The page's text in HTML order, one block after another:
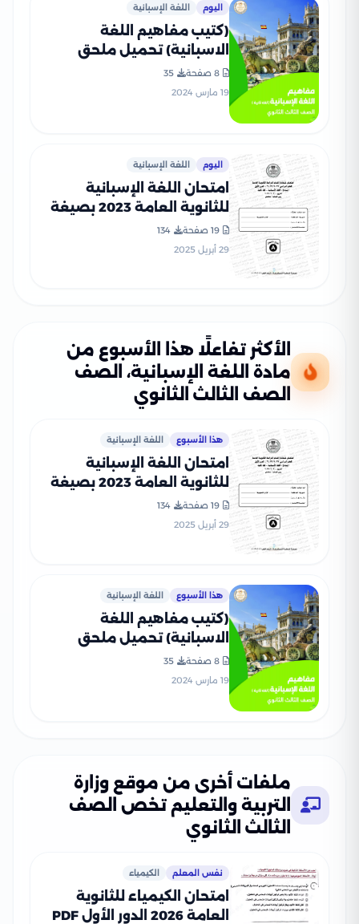
اليوم اللغة الإسبانية
(كتيب مفاهيم اللغة
الاسبانية) تحميل ملحق
مفاهيم اللغة الاسبانية
لطلاب الصف الثالث الثانوي
8 صفحة
35
19 مارس 2024
اليوم اللغة الإسبانية
امتحان اللغة الإسبانية
للثانوية العامة 2023 بصيغة
PDF مع نموذج الإجابة
الرسمي
19 صفحة
134
29 أبريل 2025
الأكثر تفاعلًا هذا الأسبوع من
مادة اللغة الإسبانية، الصف
الصف الثالث الثانوي
هذا الأسبوع اللغة الإسبانية
امتحان اللغة الإسبانية
للثانوية العامة 2023 بصيغة
PDF مع نموذج الإجابة
الرسمي
19 صفحة
134
29 أبريل 2025
هذا الأسبوع اللغة الإسبانية
(كتيب مفاهيم اللغة
الاسبانية) تحميل ملحق
مفاهيم اللغة الاسبانية
لطلاب الصف الثالث الثانوي
8 صفحة
35
19 مارس 2024
ملفات أخرى من موقع وزارة
التربية والتعليم تخص الصف
الثالث الثانوي
نفس المعلم الكيمياء
امتحان الكيمياء للثانوية
العامة 2026 الدور الأول PDF